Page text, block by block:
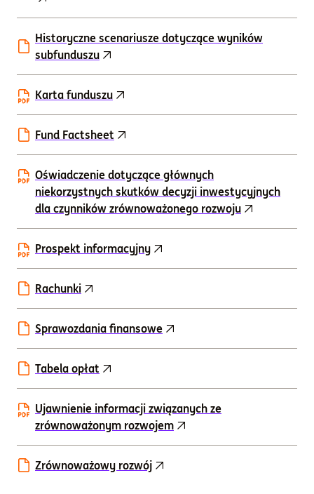
Historyczne scenariusze dotyczące wyników
subfunduszu
Karta funduszu
Fund Factsheet
Oświadczenie dotyczące głównych
niekorzystnych skutków decyzji inwestycyjnych
dla czynników zrównoważonego rozwoju
Prospekt informacyjny
Rachunki
Sprawozdania finansowe
Tabela opłat
Ujawnienie informacji związanych ze
zrównoważonym rozwojem
Zrównoważowy rozwój